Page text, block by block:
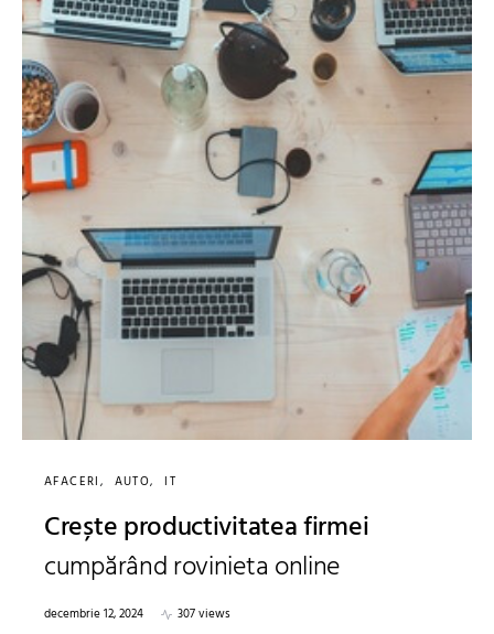
AFACERI AUTO IT
Crește productivitatea firmei
cumpărând rovinieta online
decembrie 12, 2024
307 views